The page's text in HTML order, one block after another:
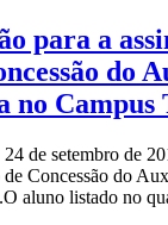
para a
do
no Campus
de setembro de
Concessão do
aluno listado no